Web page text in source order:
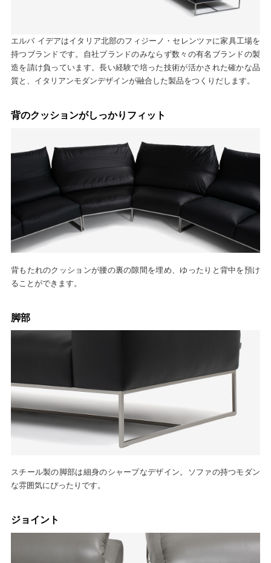
エルバ イデアはイタリア北部のフィジーノ・セレンツァに家具工場を
持つブランドです。自社ブランドのみならず数々の有名ブランドの製
造を請け負っています。長い経験で培った技術が活かされた確かな品
質と、イタリアンモダンデザインが融合した製品をつくりだします。
背のクッションがしっかりフィット
背もたれのクッションが腰の裏の隙間を埋め、ゆったりと背中を預け
ることができます。
脚部
スチール製の脚部は細身のシャープなデザイン。ソファの持つモダン
な雰囲気にぴったりです。
ジョイント